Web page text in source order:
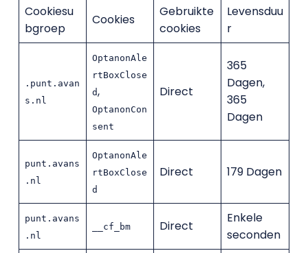
Cookiesu
bgroep
Cookies
Gebruikte
cookies
Levensduu
r
.punt.avan
s.nl
OptanonAle
rtBoxClose
d,
OptanonCon
sent
Direct
365
Dagen,
365
Dagen
punt.avans
.nl
OptanonAle
rtBoxClose
d
Direct 179 Dagen
punt.avans
.nl
__cf_bm Direct
Enkele
seconden